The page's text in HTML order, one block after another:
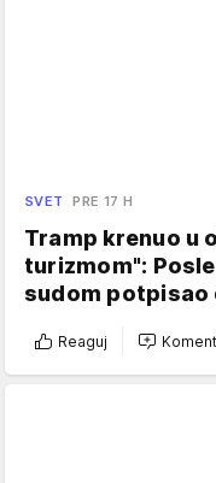
SVET PRE 17 H
Tramp krenuo u
turizmom":
sudom potpisao
Reaguj